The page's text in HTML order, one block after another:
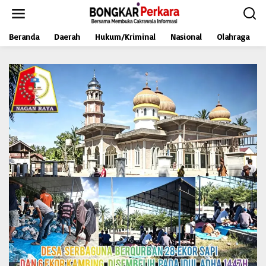
t
Beranda Daerah Hukum/Kriminal Nasional Olahraga